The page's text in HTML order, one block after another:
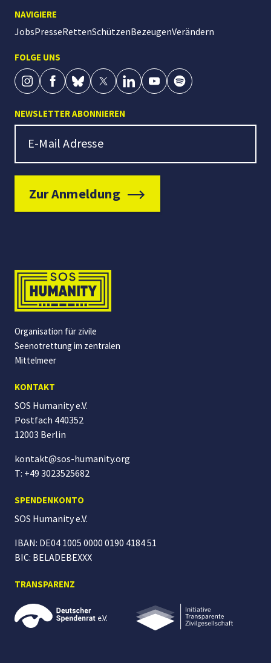
NAVIGIERE
JobsPresseRettenSchützenBezeugenVerändern
FOLGE UNS
NEWSLETTER ABONNIEREN
Newsletter Signup
E-Mail Adresse
Zur Anmeldung
Organisation für zivile
Seenotrettung im zentralen
Mittelmeer
KONTAKT
SOS Humanity e.V.
Postfach 440352
12003 Berlin
kontakt@sos-humanity.org
T: +49 3023525682
SPENDENKONTO
SOS Humanitye.V.
IBAN: DE04 1005 0000 0190 4184 51
BIC: BELADEBEXXX
TRANSPARENZ